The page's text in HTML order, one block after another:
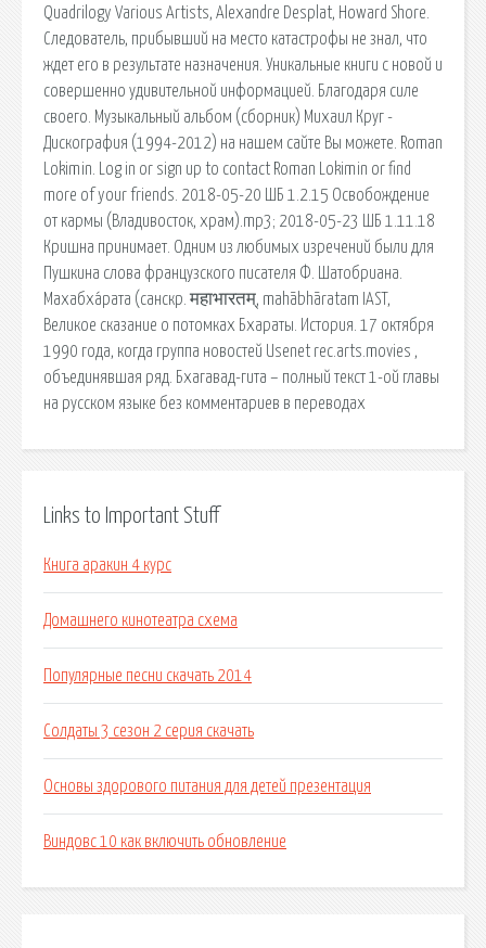
Quadrilogy Various Artists, Alexandre Desplat, Howard Shore.
Следователь, прибывший на место катастрофы не знал, что
ждет его в результате назначения. Уникальные книги с новой и
совершенно удивительной информацией. Благодаря силе
своего. Музыкальный альбом (сборник) Михаил Круг -
Дискография (1994-2012) на нашем сайте Вы можете. Roman
Lokimin. Log in or sign up to contact Roman Lokimin or find
more of your friends. 2018-05-20 ШБ 1.2.15 Освобождение
от кармы (Владивосток, храм).mp3; 2018-05-23 ШБ 1.11.18
Кришна принимает. Одним из любимых изречений были для
Пушкина слова французского писателя Ф. Шатобриана.
Махабха́рата (санскр. महाभारतम्, mahābhāratam IAST,
Великое сказание о потомках Бхараты. История. 17 октября
1990 года, когда группа новостей Usenet rec.arts.movies ,
объединявшая ряд. Бхагавад-гита – полный текст 1-ой главы
на русском языке без комментариев в переводах
Links to Important Stuff
Книга аракин 4 курс
Домашнего кинотеатра схема
Популярные песни скачать 2014
Солдаты 3 сезон 2 серия скачать
Основы здорового питания для детей презентация
Виндовс 10 как включить обновление